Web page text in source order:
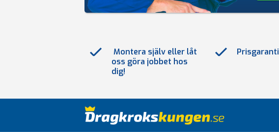
Montera själv eller låt
oss göra jobbet hos
dig!
Prisgaranti